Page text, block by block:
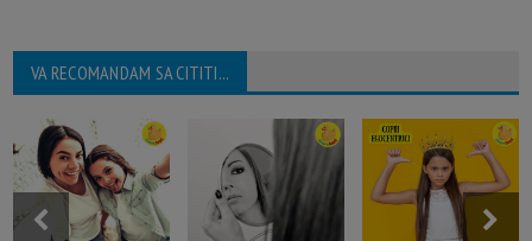
VA RECOMANDAM SA CITITI...